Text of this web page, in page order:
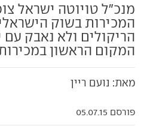
מנכ"ל טויוטה ישראל
המכירות בשוק
הריקולים ולא נאבק עם
המקום הראשון
מאת: נועם ריין
פורסם 05.07.15